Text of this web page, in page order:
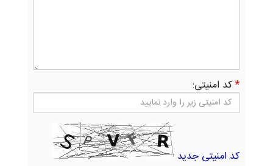
*کد امنیتی:
کد امنیتی جدید